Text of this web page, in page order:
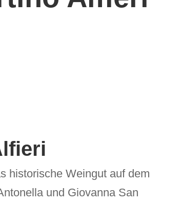
historische Weingut auf dem
und Giovanna San